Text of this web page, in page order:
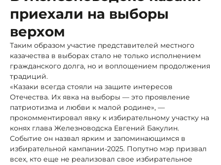
приехали на выборы
верхом
Таким образом участие представителей местного
казачества в выборах стало не только исполнением
гражданского долга, но и воплощением продолжения
традиций.
«Казаки всегда стояли на защите интересов
Отечества. Их явка на выборы — это проявление
патриотизма и любви к малой родине», —
прокомментировал явку к избирательному участку на
конях глава Железноводска Евгений Бакулин.
Событие он назвал ярким и запоминающимся в
избирательной кампании-2025. Попутно мэр призвал
всех, кто еще не реализовал свое избирательное